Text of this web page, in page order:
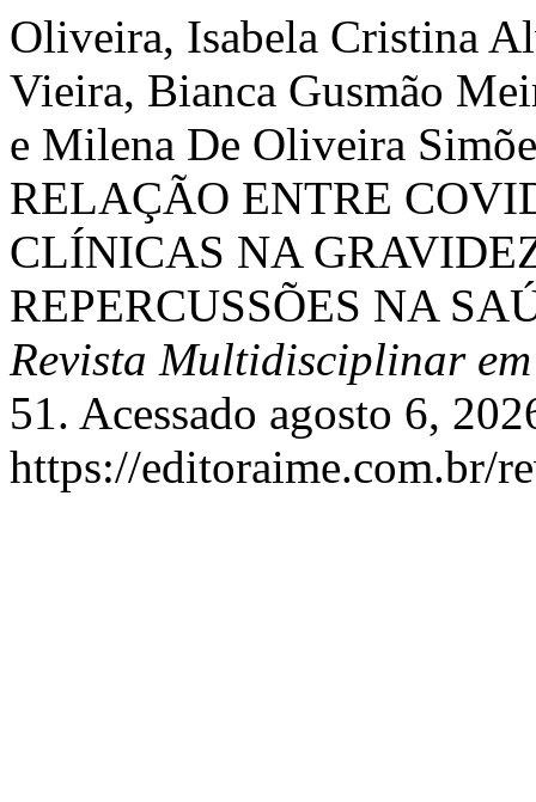
Oliveira, Isabela Cristina
Vieira, Bianca Gusmão
e Milena De Oliveira
RELAÇÃO ENTRE
CLÍNICAS NA
REPERCUSSÕES NA
Revista Multidisciplinar em
51. Acessado agosto 6,
https://editoraime.com.br/